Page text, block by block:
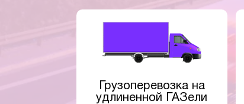
Грузоперевозка на
удлиненной ГАЗели